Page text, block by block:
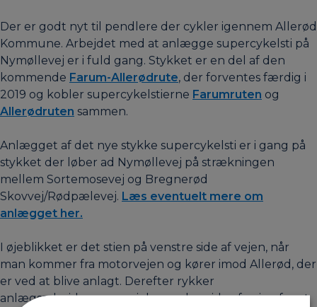
Der er godt nyt til pendlere der cykler igennem Allerød
Kommune. Arbejdet med at anlægge supercykelsti på
Nymøllevej er i fuld gang. Stykket er en del af den
kommende Farum-Allerødrute, der forventes færdig i
2019 og kobler supercykelstierne Farumruten og
Allerødruten sammen.
Anlægget af det nye stykke supercykelsti er i gang på
stykket der løber ad Nymøllevej på strækningen
mellem Sortemosevej og Bregnerød
Skovvej/Rødpælevej. Læs eventuelt mere om
anlægget her.
I øjeblikket er det stien på venstre side af vejen, når
man kommer fra motorvejen og kører imod Allerød, der
er ved at blive anlagt. Derefter rykker
anlægsarbejderne over i den anden side af vejen for at